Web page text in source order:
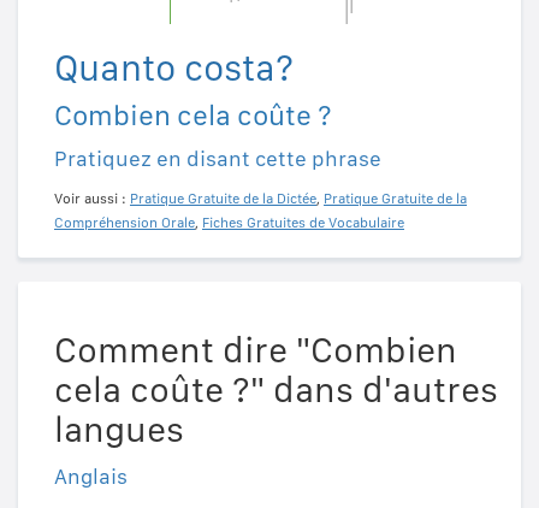
Quanto costa?
Combien cela coûte ?
Pratiquez en disant cette phrase
Voir aussi : Pratique Gratuite de la Dictée, Pratique Gratuite de la
Compréhension Orale, Fiches Gratuites de Vocabulaire
Comment dire "Combien
cela coûte ?" dans d'autres
langues
Anglais